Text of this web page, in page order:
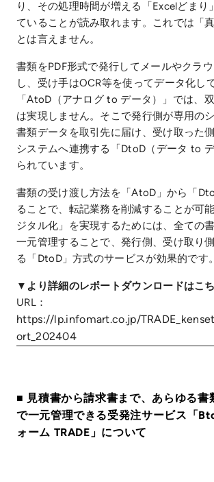
り、その処理時間が増える「Excelどまり
ていることが読み取れます。これでは「
とは言えません。
書類をPDF形式で発行してメールやクラ
し、受け手はOCR等を使ってデータ化し
「AtoD（アナログ to データ）」では、
は実現しません。そこで発行側が専用の
書類データを取引先に届け、受け取った
システムへ連携する「DtoD（データ to
られています。
書類の受け渡し方法を「AtoD」から「
ることで、転記業務を削減することが可
ジタル化」を実現するためには、全ての
一元管理することで、発行側、受け取り
る「DtoD」方式のサービスが効果的です。
▼より詳細のレポートダウンロードはこ
URL：
https://lp.infomart.co.jp/
ort_202404
■ 見積書から請求書まで、あらゆる書
で一元管理できる受発注サービス「
ォーム TRADE」について